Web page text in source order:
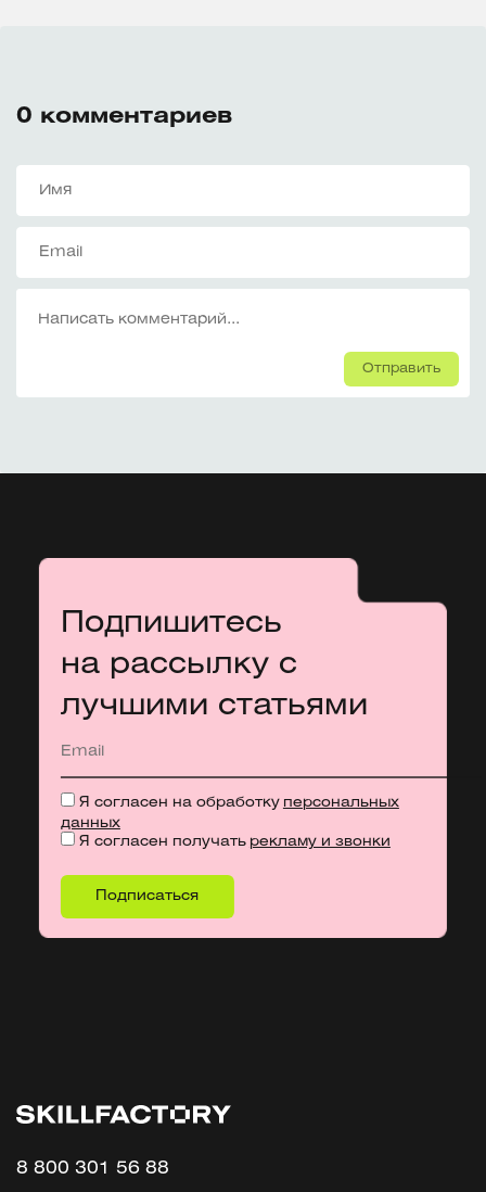
0 комментариев
Отправить
Подпишитесь
на рассылку с
лучшими статьями
Я согласен на обработку персональных
данных
Я согласен получать рекламу и звонки
8 800 301 56 88